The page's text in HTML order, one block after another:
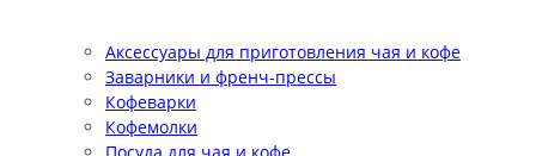
Аксессуары для приготовления чая и кофе
Заварники и френч-прессы
Кофеварки
Кофемолки